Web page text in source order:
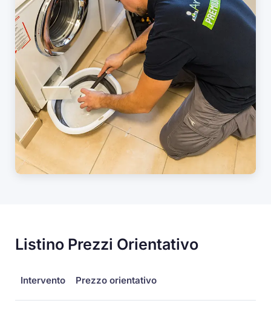
Listino Prezzi Orientativo
Intervento Prezzo orientativo